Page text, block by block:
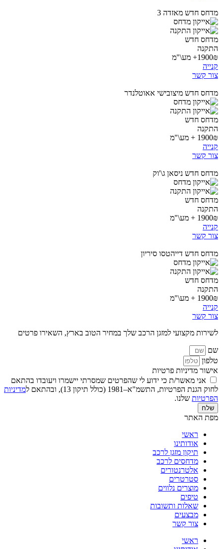
מדחס חדש מאזדה 3
מדחס חדש
התקנה
1900₪+ מע\"מ
קנייה
צור קשר
מדחס חדש מיצובישי אאוטלנדר
מדחס חדש
התקנה
1900₪ + מע\"מ
קנייה
צור קשר
מדחס חדש ניסאן ג\'וק
מדחס חדש
התקנה
1900₪ + מע\"מ
קנייה
צור קשר
מדחס חדש דייהטסו סיריון
מדחס חדש
התקנה
1900₪ + מע\"מ
קנייה
צור קשר
לשירות מקצועי למזגן הרכב שלך במחיר הטוב בארץ, השאירו פרטים
שם
טלפון
אישור מדיניות פרטיות
אני מאשר/ת כי ידוע לי שהפרטים שמסרתי יישמרו ויעובדו בהתאם
לחוק הגנת הפרטיות, התשמ"א–1981 (כולל תיקון 13), ובהתאם ל
מדיניות
הפרטיות שלנו.
שלח
מפת האתר
ראשי
אודותינו
תיקון מזגן לרכב
מדחסים לרכב
אלטרנטורים
סטרטרים
מוצרים נלווים
טיפים
שאלות ותשובות
מבצעים
צור קשר
ראשי